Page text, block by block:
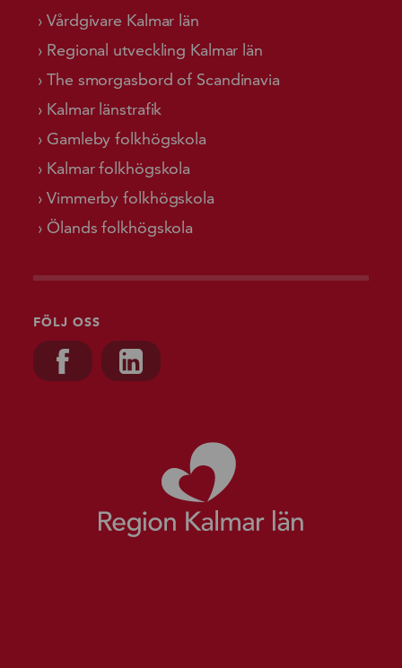
Vårdgivare Kalmar län
Regional utveckling Kalmar län
The smorgasbord of Scandinavia
Kalmar länstrafik
Gamleby folkhögskola
Kalmar folkhögskola
Vimmerby folkhögskola
Ölands folkhögskola
FÖLJ OSS
Besök oss på, Facebook
Besök oss på, Linkedin